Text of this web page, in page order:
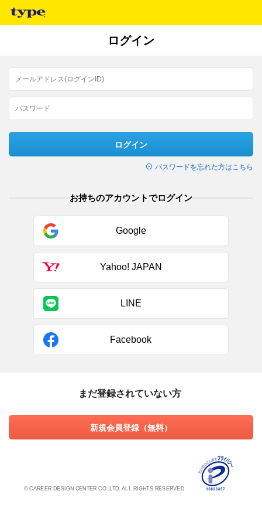
ログイン
ログイン
パスワードを忘れた方はこちら
お持ちのアカウントでログイン
Google
Yahoo! JAPAN
LINE
Facebook
まだ登録されていない方
新規会員登録（無料）
© CAREER DESIGN CENTER CO.,LTD. ALL RIGHTS RESERVED